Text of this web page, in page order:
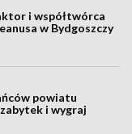
i współtwórca
w Bydgoszczy
powiatu
i wygraj